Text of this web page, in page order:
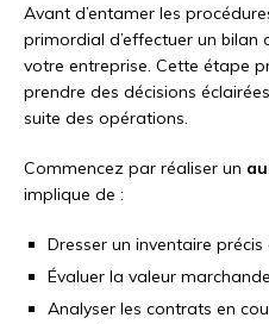
Avant d’entamer les
primordial d’effectuer un
votre entreprise. Cette étape
prendre des décisions
suite des opérations.
Commencez par réaliser un
implique de :
Dresser un inventaire
Évaluer la valeur
Analyser les contrats en